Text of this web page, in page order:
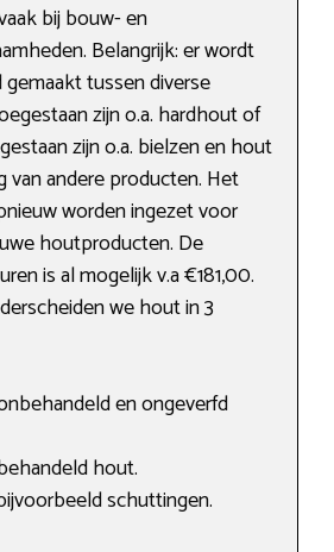
bij bouw- en
Belangrijk: er wordt
tussen diverse
zijn o.a. hardhout of
zijn o.a. bielzen en hout
van andere producten. Het
worden ingezet voor
houtproducten. De
is al mogelijk v.a €181,00.
we hout in 3
en ongeverfd
hout.
schuttingen.